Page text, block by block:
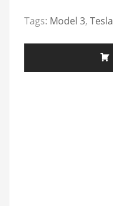
Tags: Model 3, Tesla